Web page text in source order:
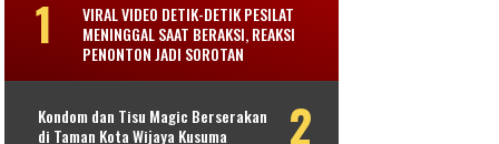
VIRAL VIDEO DETIK-DETIK PESILAT
MENINGGAL SAAT BERAKSI, REAKSI
PENONTON JADI SOROTAN
Kondom dan Tisu Magic Berserakan
di Taman Kota Wijaya Kusuma